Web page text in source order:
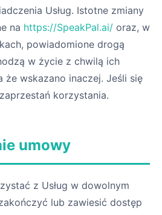
Usług. Istotne zmiany
na https://SpeakPal.ai/ oraz, w
powiadomione drogą
w życie z chwilą ich
że wskazano inaczej. Jeśli się
korzystania.
umowy
z Usług w dowolnym
lub zawiesić dostęp